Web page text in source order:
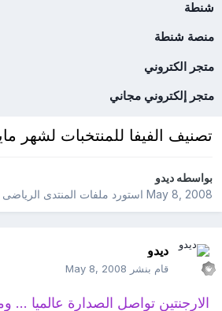
شنطة
منصة شنطة
متجر الكتروني
متجر إلكتروني مجاني
تصنيف الفيفا للمنتخبات لشهر
بواسطهديدو
May 8, 2008استورد ملفات المنتدى الرياضى
ديدو
قام بنشر May 8, 2008
الارجنتين تواصل الصدارة عالميا ...